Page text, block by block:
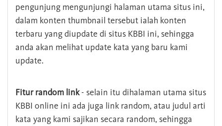
pengunjung mengunjungi halaman utama situs ini,
dalam konten thumbnail tersebut ialah konten
terbaru yang diupdate di situs KBBI ini, sehingga
anda akan melihat update kata yang baru kami
update.
Fitur random link- selain itu dihalaman utama situs
KBBI online ini ada juga link random, atau judul arti
kata yang kami sajikan secara random, sehingga